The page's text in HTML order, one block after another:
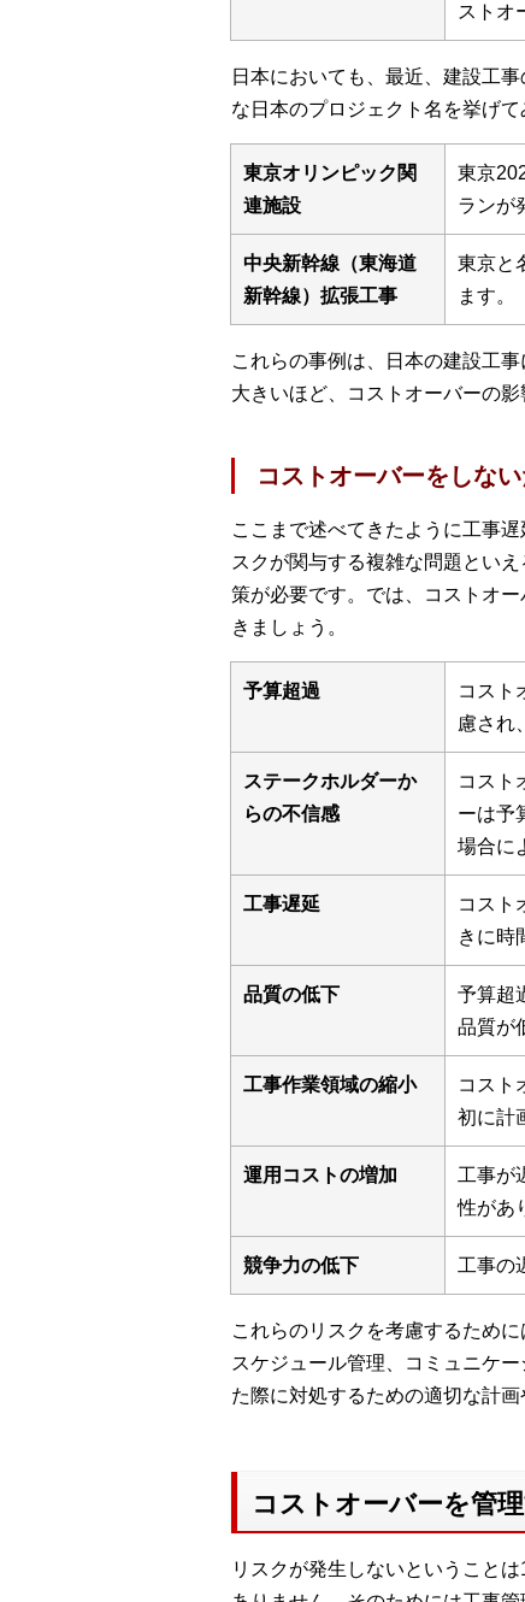
ストオ
日本においても、最近、建設工
な日本のプロジェクト名を挙げて
東京オリンピック関
連施設
東京
ランが
中央新幹線（東海道
新幹線）拡張工事
東京と
ます。
これらの事例は、日本の建設工
大きいほど、コストオーバーの
コストオーバーをしな
ここまで述べてきたように工事
スクが関与する複雑な問題とい
策が必要です。では、コストオ
きましょう。
予算超過
コスト
慮され
ステークホルダーか
らの不信感
コスト
ーは予
場合に
工事遅延
コスト
きに時
品質の低下
予算超
品質が
工事作業領域の縮小
コスト
初に計
運用コストの増加
工事が
性があ
競争力の低下 工事の
これらのリスクを考慮するため
スケジュール管理、コミュニケ
た際に対処するための適切な計
コストオーバーを管
リスクが発生しないということ